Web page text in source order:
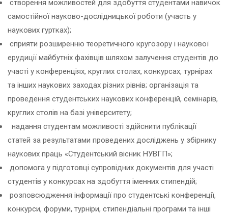
створення можливостей для здобуття студентами навичок
самостійної науково-дослідницької роботи (участь у
наукових гуртках);
сприяти розширенню теоретичного кругозору і наукової
ерудиції майбутніх фахівців шляхом залучення студентів до
участі у конференціях, круглих столах, конкурсах, турнірах
та інших наукових заходах різних рівнів; організація та
проведення студентських наукових конференцій, семінарів,
круглих столів на базі університету;
надання студентам можливості здійснити публікації
статей за результатами проведених досліджень у збірнику
наукових праць «Студентський вісник НУВГП»;
допомога у підготовці супровідних документів для участі
студентів у конкурсах на здобуття іменних стипендій;
розповсюдження інформації про студентські конференції,
конкурси, форуми, турніри, стипендіальні програми та інші